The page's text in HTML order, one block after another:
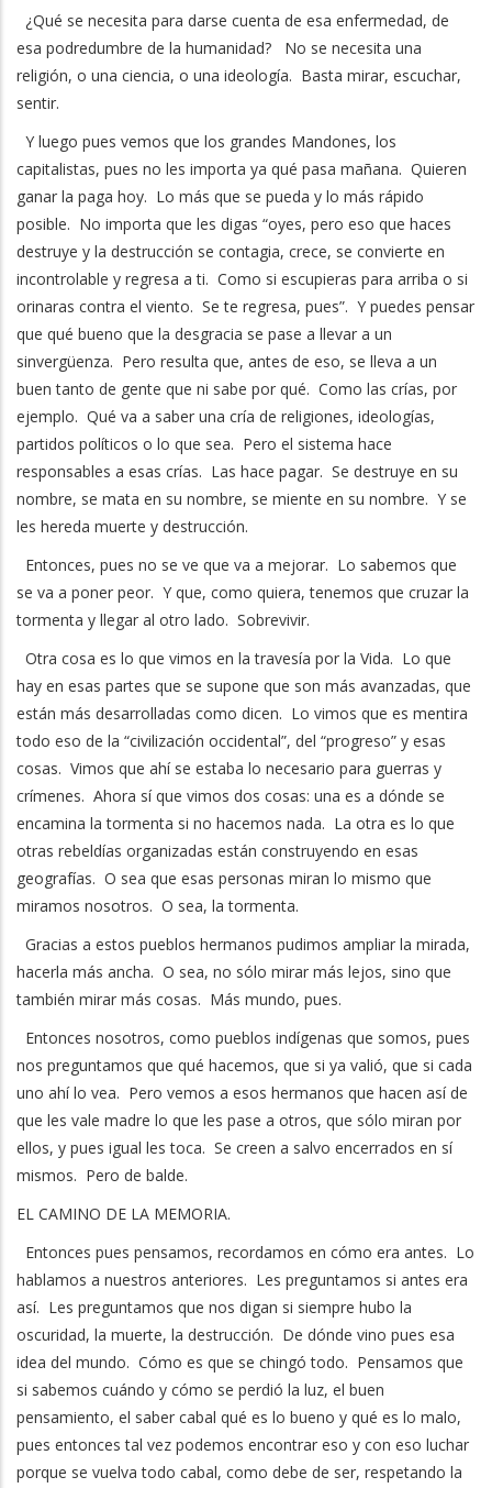
¿Qué se necesita para darse cuenta de esa enfermedad, de
esa podredumbre de la humanidad? No se necesita una
religión, o una ciencia, o una ideología. Basta mirar, escuchar,
sentir.
Y luego pues vemos que los grandes Mandones, los
capitalistas, pues no les importa ya qué pasa mañana. Quieren
ganar la paga hoy. Lo más que se pueda y lo más rápido
posible. No importa que les digas “oyes, pero eso que haces
destruye y la destrucción se contagia, crece, se convierte en
incontrolable y regresa a ti. Como si escupieras para arriba o si
orinaras contra el viento. Se te regresa, pues”. Y puedes pensar
que qué bueno que la desgracia se pase a llevar a un
sinvergüenza. Pero resulta que, antes de eso, se lleva a un
buen tanto de gente que ni sabe por qué. Como las crías, por
ejemplo. Qué va a saber una cría de religiones, ideologías,
partidos políticos o lo que sea. Pero el sistema hace
responsables a esas crías. Las hace pagar. Se destruye en su
nombre, se mata en su nombre, se miente en su nombre. Y se
les hereda muerte y destrucción.
Entonces, pues no se ve que va a mejorar. Lo sabemos que
se va a poner peor. Y que, como quiera, tenemos que cruzar la
tormenta y llegar al otro lado. Sobrevivir.
Otra cosa es lo que vimos en la travesía por la Vida. Lo que
hay en esas partes que se supone que son más avanzadas, que
están más desarrolladas como dicen. Lo vimos que es mentira
todo eso de la “civilización occidental”, del “progreso” y esas
cosas. Vimos que ahí se estaba lo necesario para guerras y
crímenes. Ahora sí que vimos dos cosas: una es a dónde se
encamina la tormenta si no hacemos nada. La otra es lo que
otras rebeldías organizadas están construyendo en esas
geografías. O sea que esas personas miran lo mismo que
miramos nosotros. O sea, la tormenta.
Gracias a estos pueblos hermanos pudimos ampliar la mirada,
hacerla más ancha. O sea, no sólo mirar más lejos, sino que
también mirar más cosas. Más mundo, pues.
Entonces nosotros, como pueblos indígenas que somos, pues
nos preguntamos que qué hacemos, que si ya valió, que si cada
uno ahí lo vea. Pero vemos a esos hermanos que hacen así de
que les vale madre lo que les pase a otros, que sólo miran por
ellos, y pues igual les toca. Se creen a salvo encerrados en sí
mismos. Pero de balde.
EL CAMINO DE LA MEMORIA.
Entonces pues pensamos, recordamos en cómo era antes. Lo
hablamos a nuestros anteriores. Les preguntamos si antes era
así. Les preguntamos que nos digan si siempre hubo la
oscuridad, la muerte, la destrucción. De dónde vino pues esa
idea del mundo. Cómo es que se chingó todo. Pensamos que
si sabemos cuándo y cómo se perdió la luz, el buen
pensamiento, el saber cabal qué es lo bueno y qué es lo malo,
pues entonces tal vez podemos encontrar eso y con eso luchar
porque se vuelva todo cabal, como debe de ser, respetando la